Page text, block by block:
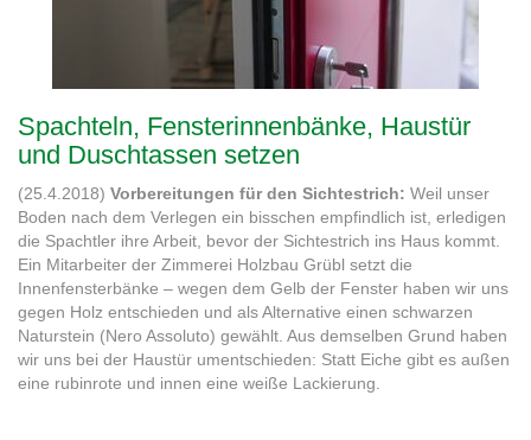
Spachteln, Fensterinnenbänke, Haustür
und Duschtassen setzen
(25.4.2018) Vorbereitungen für den Sichtestrich: Weil unser
Boden nach dem Verlegen ein bisschen empfindlich ist, erledigen
die Spachtler ihre Arbeit, bevor der Sichtestrich ins Haus kommt.
Ein Mitarbeiter der Zimmerei Holzbau Grübl setzt die
Innenfensterbänke – wegen dem Gelb der Fenster haben wir uns
gegen Holz entschieden und als Alternative einen schwarzen
Naturstein (Nero Assoluto) gewählt. Aus demselben Grund haben
wir uns bei der Haustür umentschieden: Statt Eiche gibt es außen
eine rubinrote und innen eine weiße Lackierung.